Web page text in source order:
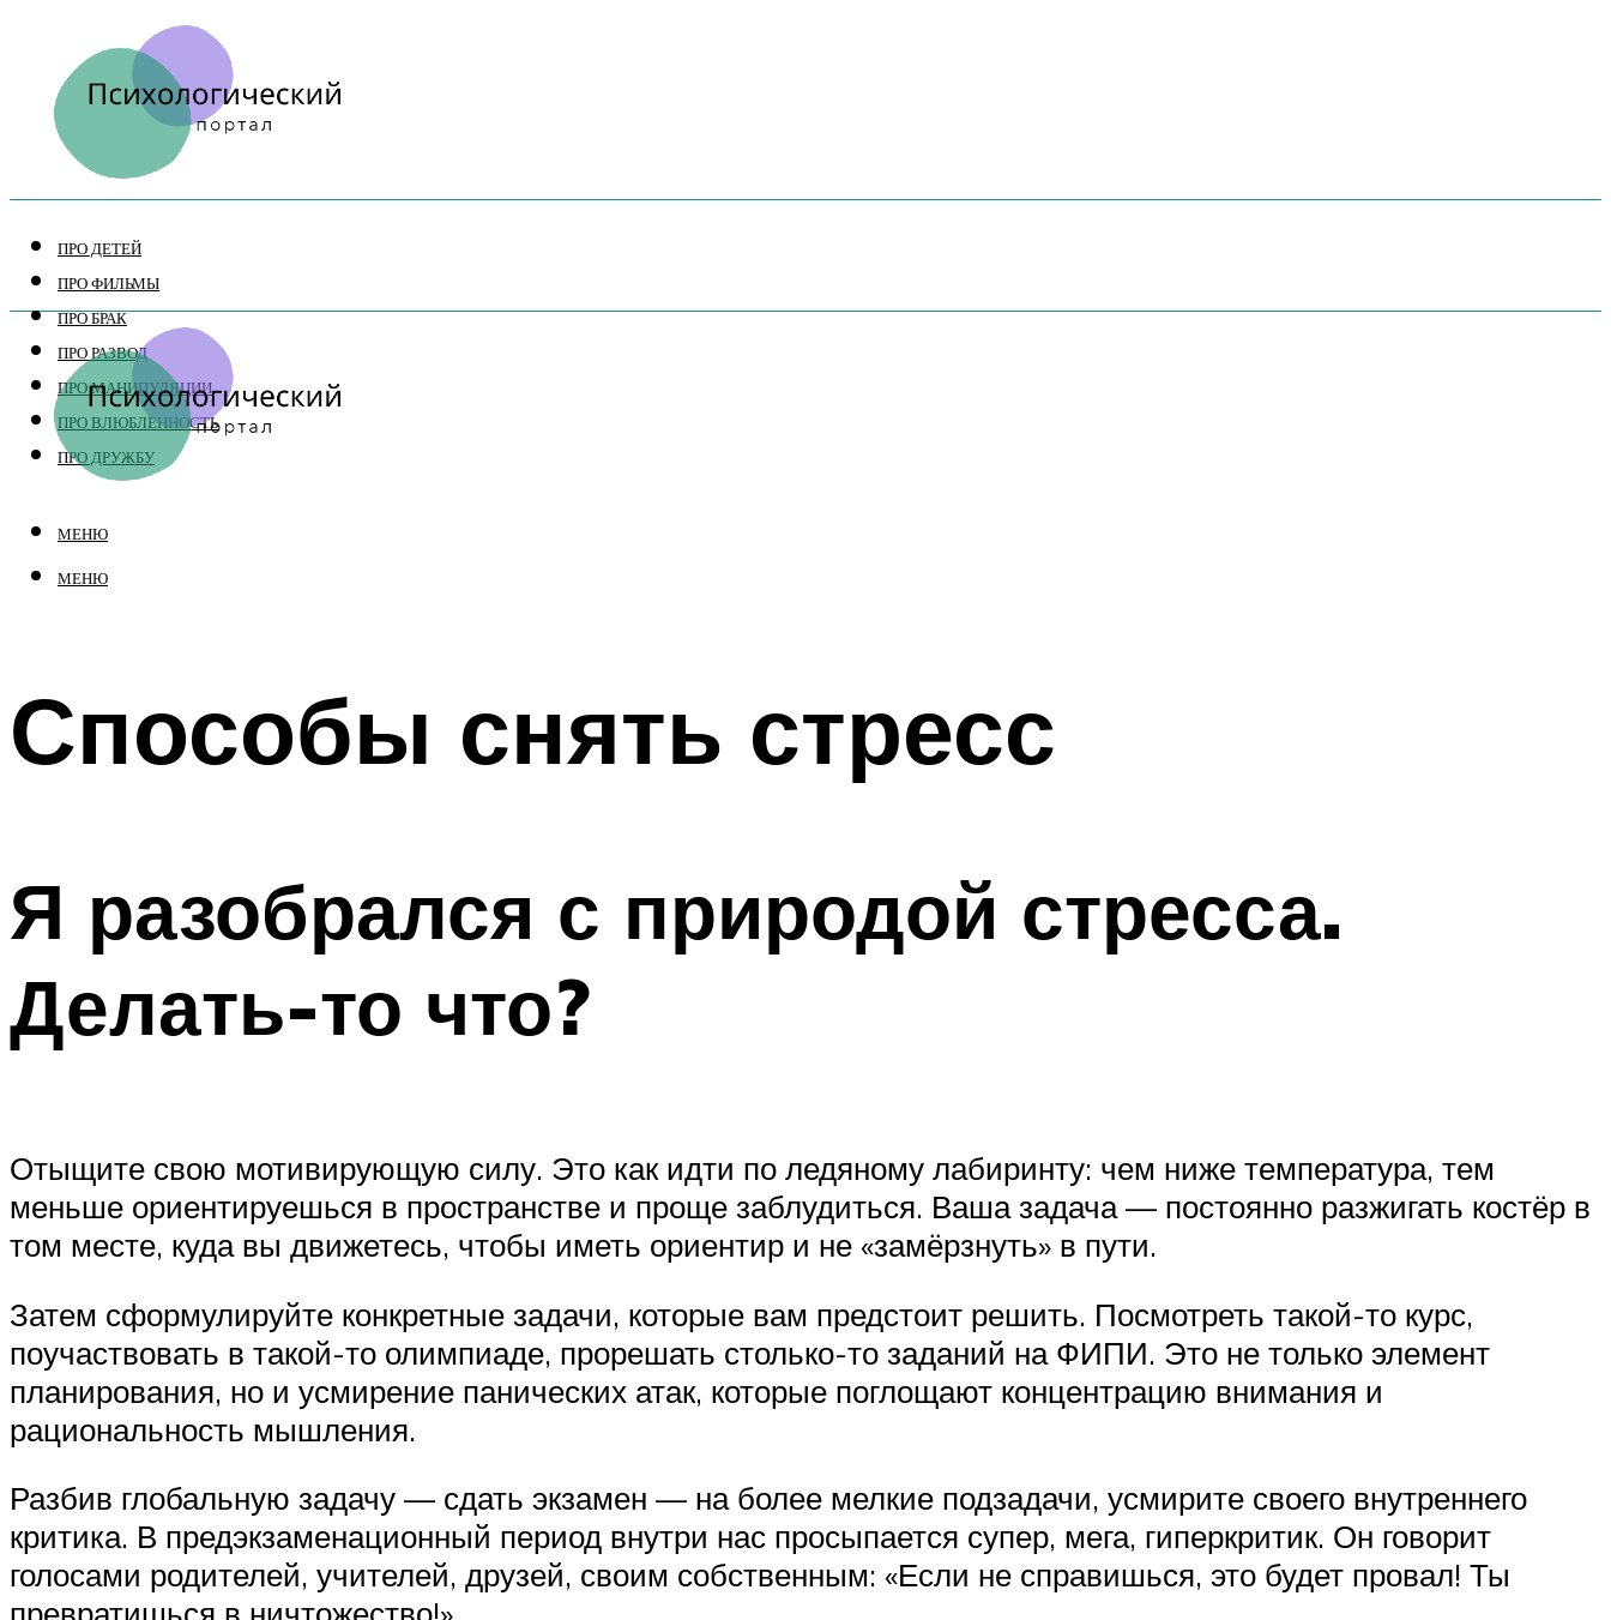
ПРО ДЕТЕЙ
ПРО ФИЛЬМЫ
ПРО БРАК
ПРО РАЗВОД
ПРО МАНИПУЛЯЦИИ
ПРО ВЛЮБЛЕННОСТЬ
ПРО ДРУЖБУ
МЕНЮ
МЕНЮ
Способы снять стресс
Я разобрался с природой стресса.
Делать-то что?
Отыщите свою мотивирующую силу. Это как идти по ледяному лабиринту: чем ниже температура, тем
меньше ориентируешься в пространстве и проще заблудиться. Ваша задача — постоянно разжигать костёр в
том месте, куда вы движетесь, чтобы иметь ориентир и не «замёрзнуть» в пути.
Затем сформулируйте конкретные задачи, которые вам предстоит решить. Посмотреть такой-то курс,
поучаствовать в такой-то олимпиаде, прорешать столько-то заданий на ФИПИ. Это не только элемент
планирования, но и усмирение панических атак, которые поглощают концентрацию внимания и
рациональность мышления.
Разбив глобальную задачу — сдать экзамен — на более мелкие подзадачи, усмирите своего внутреннего
критика. В предэкзаменационный период внутри нас просыпается супер, мега, гиперкритик. Он говорит
голосами родителей, учителей, друзей, своим собственным: «Если не справишься, это будет провал! Ты